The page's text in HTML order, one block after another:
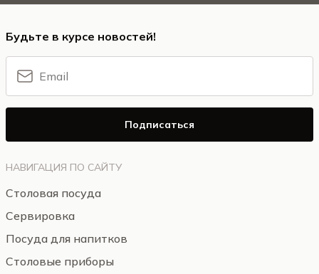
НАВИГАЦИЯ ПО САЙТУ
Столовая посуда
Сервировка
Посуда для напитков
Столовые приборы
Будьте в курсе новостей!
Подписаться